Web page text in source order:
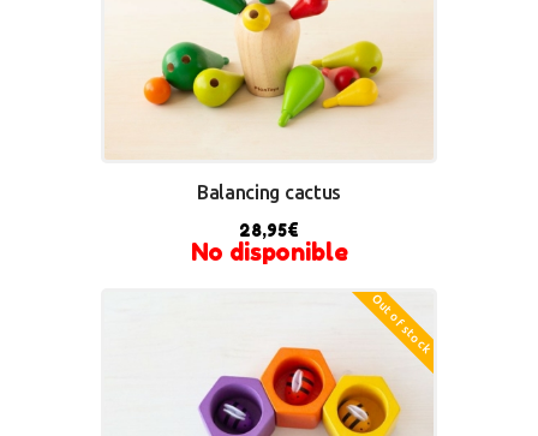
Balancing cactus
28,95€
No disponible
Out of stock